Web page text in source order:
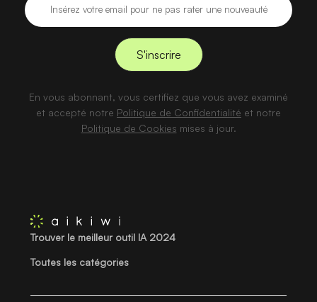
En vous abonnant, vous certifiez que vous avez examiné
et accepté notre Politique de Confidentialité et notre
Politique de Cookies mises à jour.
Trouver le meilleur outil IA 2024
Toutes les catégories